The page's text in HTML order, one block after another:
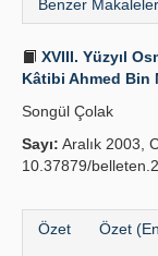
Benzer Makaleler
XVIII. Yüzyıl
Kâtibi Ahmed Bin
Songül Çolak
Sayı: Aralık 2003,
10.37879/
Özet Özet